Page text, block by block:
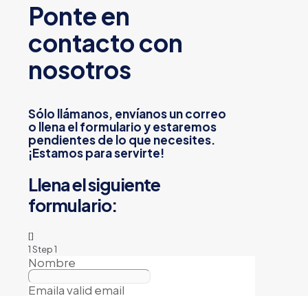
Ponte en
contacto con
nosotros
Sólo llámanos, envíanos un correo
o llena el formulario y estaremos
pendientes de lo que necesites.
¡Estamos para servirte!
Llena el siguiente
formulario:
[]
1Step 1
Nombre
Emaila valid email